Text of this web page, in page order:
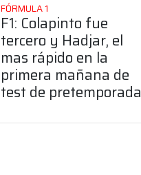
FÓRMULA 1
F1: Colapinto fue
tercero y Hadjar, el
mas rápido en la
primera mañana de
test de pretemporada